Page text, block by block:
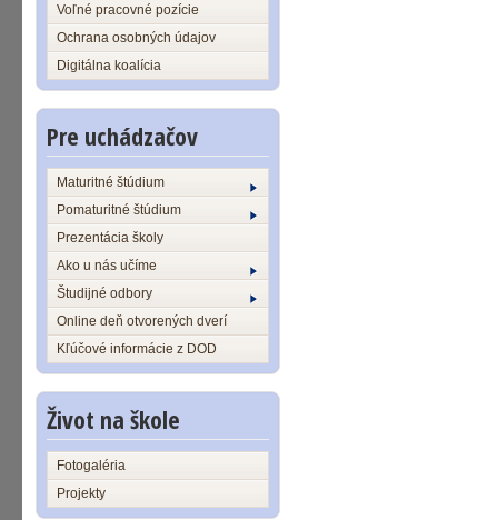
Voľné pracovné pozície
Ochrana osobných údajov
Digitálna koalícia
Pre uchádzačov
Maturitné štúdium
Pomaturitné štúdium
Prezentácia školy
Ako u nás učíme
Študijné odbory
Online deň otvorených dverí
Kľúčové informácie z DOD
Život na škole
Fotogaléria
Projekty